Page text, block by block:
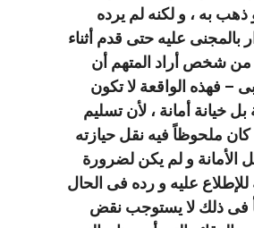
ذهب به ، و لكنه لم يرده
بالمجنى عليه حتى قدم أثناء
من شخص أراد المتهم أن
– فهذه الواقعة لا تكون
خيانة أمانة ، لأن تسليم
كان ملحوظاً فيه نقل حيازته
الأمانة و لم يكن لضرورة
للإطلاع عليه و رده فى الحال
فى ذلك لا يستوجب نقض